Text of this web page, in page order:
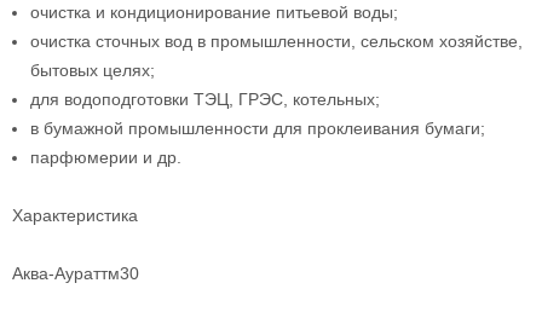
очистка и кондиционирование питьевой воды;
очистка сточных вод в промышленности, сельском хозяйстве,
бытовых целях;
для водоподготовки ТЭЦ, ГРЭС, котельных;
в бумажной промышленности для проклеивания бумаги;
парфюмерии и др.
Характеристика
Аква-Аураттм30